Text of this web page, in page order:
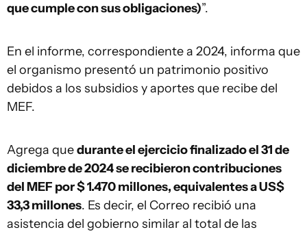
que cumple con sus obligaciones)”.
En el informe, correspondiente a 2024, informa que
el organismo presentó un patrimonio positivo
debidos a los subsidios y aportes que recibe del
MEF.
Agrega quedurante el ejercicio finalizado el 31 de
diciembre de 2024 se recibieron contribuciones
del MEF por $ 1.470 millones, equivalentes a US$
33,3 millones. Es decir, el Correo recibió una
asistencia del gobierno similar al total de las